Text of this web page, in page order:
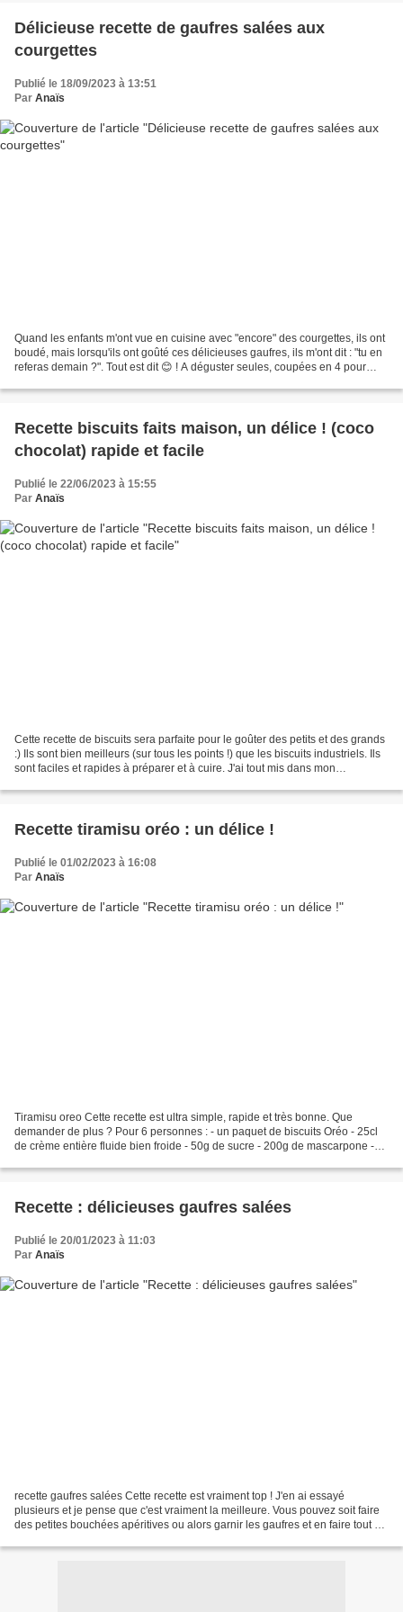
Délicieuse recette de gaufres salées aux
courgettes
Publié le 18/09/2023 à 13:51
Par Anaïs
Quand les enfants m'ont vue en cuisine avec "encore" des courgettes, ils ont
boudé, mais lorsqu'ils ont goûté ces délicieuses gaufres, ils m'ont dit : "tu en
referas demain ?". Tout est dit 😊 ! A déguster seules, coupées en 4 pour
Recette biscuits faits maison, un délice ! (coco
chocolat) rapide et facile
Publié le 22/06/2023 à 15:55
Par Anaïs
Cette recette de biscuits sera parfaite pour le goûter des petits et des grands
:) Ils sont bien meilleurs (sur tous les points !) que les biscuits industriels. Ils
sont faciles et rapides à préparer et à cuire. J'ai tout mis dans mon
Recette tiramisu oréo : un délice !
Publié le 01/02/2023 à 16:08
Par Anaïs
Tiramisu oreo Cette recette est ultra simple, rapide et très bonne. Que
demander de plus ? Pour 6 personnes : - un paquet de biscuits Oréo - 25cl
de crème entière fluide bien froide - 50g de sucre - 200g de mascarpone -
Recette : délicieuses gaufres salées
Publié le 20/01/2023 à 11:03
Par Anaïs
recette gaufres salées Cette recette est vraiment top ! J'en ai essayé
plusieurs et je pense que c'est vraiment la meilleure. Vous pouvez soit faire
des petites bouchées apéritives ou alors garnir les gaufres et en faire tout un